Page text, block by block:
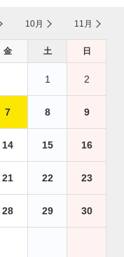
10月 11月
金 土 日
1 2
7 8 9
14 15 16
21 22 23
28 29 30